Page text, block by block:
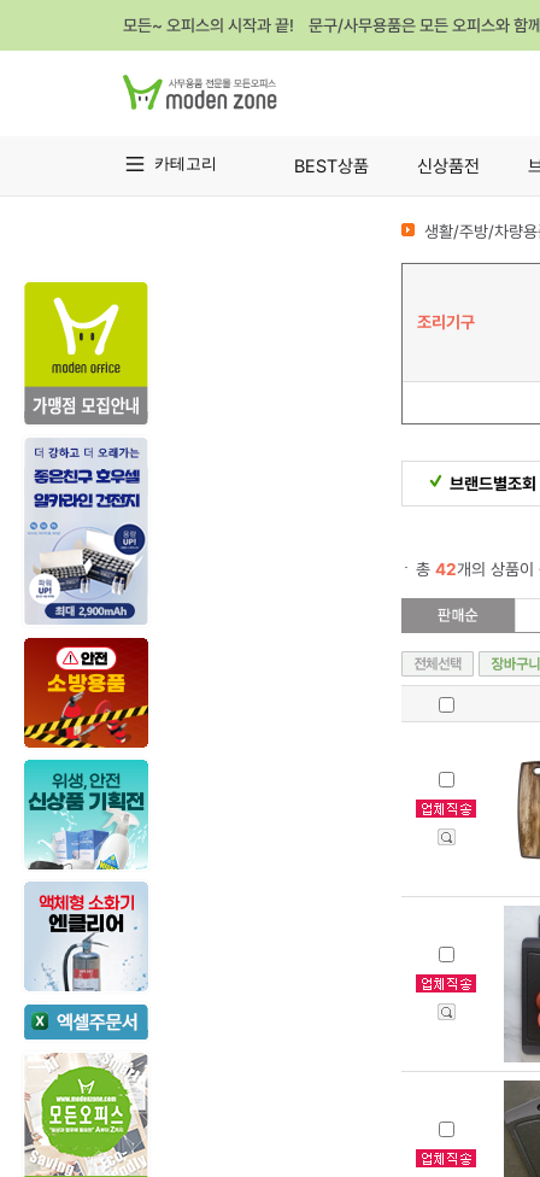
모든~ 오피스의 시작과 끝! 문구/사무용품은 모든 오피스와 함
카테고리 BEST상품 신상품전
생활/주방/차량
조리기구
브랜드별조회
총 42개의 상품이